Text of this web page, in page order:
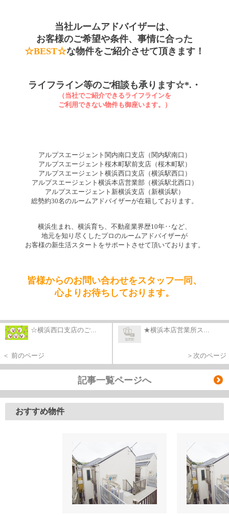
当社ルームアドバイザーは、
お客様のご希望や条件、事情に合った
☆BEST☆な物件をご紹介させて頂きます！
ライフライン等のご相談も承ります☆*.・
（当社でご紹介できるライフラインを
ご利用できない物件も御座います。）
アルプスエージェント関内南口支店（関内駅南口）
アルプスエージェント桜木町駅前支店（桜木町駅）
アルプスエージェント横浜西口支店（横浜駅西口）
アルプスエージェント横浜本店営業部（横浜駅北西口）
アルプスエージェント新横浜支店（新横浜駅）
総勢約30名のルームアドバイザーが在籍しております。
横浜生まれ、横浜育ち、不動産業界歴10年‥など、
地元を知り尽くしたプロのルームアドバイザーが
お客様の新生活スタートをサポートさせて頂いております。
皆様からのお問い合わせをスタッフ一同、
心よりお待ちしております。
☆横浜西口支店のご...
＜ 前のページ
★横浜本店営業所ス...
＞次のページ
記事一覧ページへ
おすすめ物件